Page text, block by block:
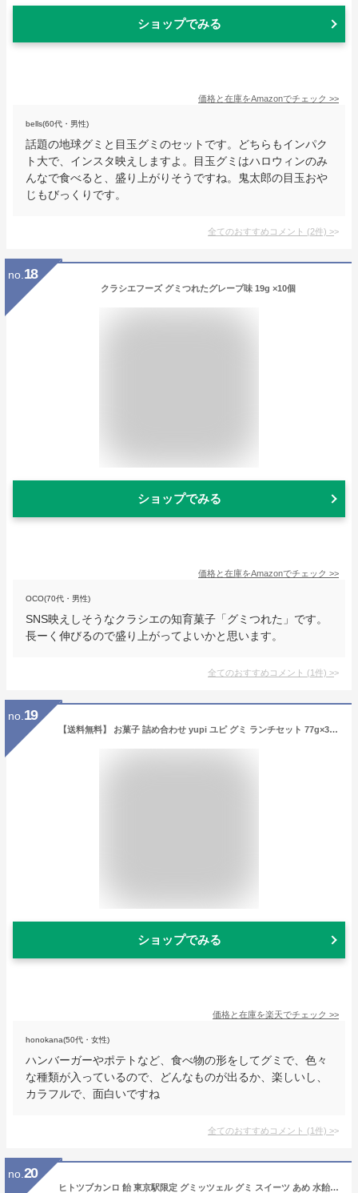
ショップでみる
価格と在庫をAmazonでチェック >>
bells(60代・男性)
話題の地球グミと目玉グミのセットです。どちらもインパク
ト大で、インスタ映えしますよ。目玉グミはハロウィンのみ
んなで食べると、盛り上がりそうですね。鬼太郎の目玉おや
じもびっくりです。
全てのおすすめコメント (2件) >
no. 18
クラシエフーズ グミつれたグレープ味 19g ×10個
ショップでみる
価格と在庫をAmazonでチェック >>
OCO(70代・男性)
SNS映えしそうなクラシエの知育菓子「グミつれた」です。
長ーく伸びるので盛り上がってよいかと思います。
全てのおすすめコメント (1件) >
no. 19
【送料無料】 お菓子 詰め合わせ yupi ユピ グミ ランチセット 77g×3袋セット おやつ かわいい 面白い ハンバーガーグミ 輸入菓子 海外グミ
ショップでみる
価格と在庫を楽天でチェック >>
honokana(50代・女性)
ハンバーガーやポテトなど、食べ物の形をしてグミで、色々
な種類が入っているので、どんなものが出るか、楽しいし、
カラフルで、面白いですね
全てのおすすめコメント (1件) >
no. 20
ヒトツブカンロ 飴 東京駅限定 グミッツェル グミ スイーツ あめ 水飴 お菓子 (6個入り) アソートセ 1個 (x 1)